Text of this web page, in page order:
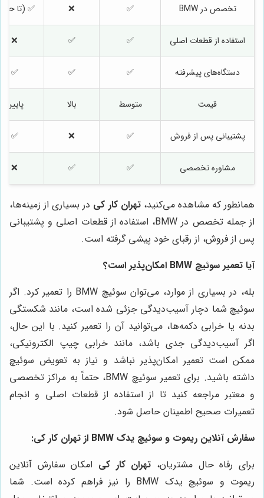
تخصص در BMW ✅
❌ ✅ (تا
استفاده از قطعات اصلی ✅
✅
❌
دستگاه‌های پیشرفته ✅
✅
✅
قیمت متوسط بالا پایین
پشتیبانی پس از فروش ✅
❌
✅
مشاوره تخصصی ✅
✅
❌
همانطور که مشاهده می‌کنید،تهران کار کی در بسیاری از زمینه‌ها،
از جمله تخصص در BMW، استفاده از قطعات اصلی و پشتیبانی
پس از فروش، از رقبای خود پیشی گرفته است.
آیا تعمیر سوئیچ BMW امکان‌پذیر است؟
بله، در بسیاری از موارد، می‌توان سوئیچ BMW را تعمیر کرد. اگر
سوئیچ شما دچار آسیب‌دیدگی جزئی شده است، مانند شکستگی
بدنه یا خرابی دکمه‌ها، می‌توانید آن را تعمیر کنید. با این حال،
اگر آسیب‌دیدگی جدی باشد، مانند خرابی چیپ الکترونیکی،
ممکن است تعمیر امکان‌پذیر نباشد و نیاز به تعویض سوئیچ
داشته باشید. برای تعمیر سوئیچ BMW، حتماً به مراکز تخصصی
و معتبر مراجعه کنید تا از استفاده از قطعات اصلی و انجام
تعمیرات صحیح اطمینان حاصل شود.
سفارش آنلاین ریموت و سوئیچ یدک BMW از
تهران کار کی:
برای رفاه حال مشتریان، تهران کار کی امکان سفارش آنلاین
ریموت و سوئیچ یدک BMW را نیز فراهم کرده است. شما